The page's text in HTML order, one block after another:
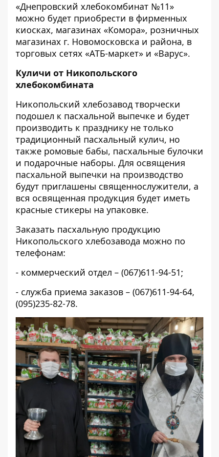
«Днепровский хлебокомбинат №11»
можно будет приобрести в фирменных
киосках, магазинах «Комора», розничных
магазинах г. Новомосковска и района, в
торговых сетях «АТБ-маркет» и «Варус».
Куличи от Никопольского
хлебокомбината
Никопольский хлебозавод творчески
подошел к пасхальной выпечке и будет
производить к празднику не только
традиционный пасхальный кулич, но
также ромовые бабы, пасхальные булочки
и подарочные наборы. Для освящения
пасхальной выпечки на производство
будут приглашены священнослужители, а
вся освященная продукция будет иметь
красные стикеры на упаковке.
Заказать пасхальную продукцию
Никопольского хлебозавода можно по
телефонам:
- коммерческий отдел – (067)611-94-51;
- служба приема заказов – (067)611-94-64,
(095)235-82-78.